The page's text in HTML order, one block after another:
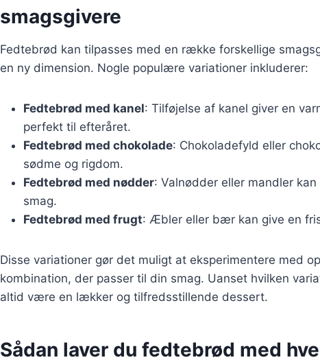
smagsgivere
Fedtebrød kan tilpasses med en række forskellige
en ny dimension. Nogle populære variationer inkluderer:
Fedtebrød med kanel: Tilføjelse af kanel giver en
perfekt til efteråret.
Fedtebrød med chokolade: Chokoladefyld eller
sødme og rigdom.
Fedtebrød med nødder: Valnødder eller mandler
smag.
Fedtebrød med frugt: Æbler eller bær kan give en
Disse variationer gør det muligt at eksperimentere med
kombination, der passer til din smag. Uanset hvilken
altid være en lækker og tilfredsstillende dessert.
Sådan laver du fedtebrød med